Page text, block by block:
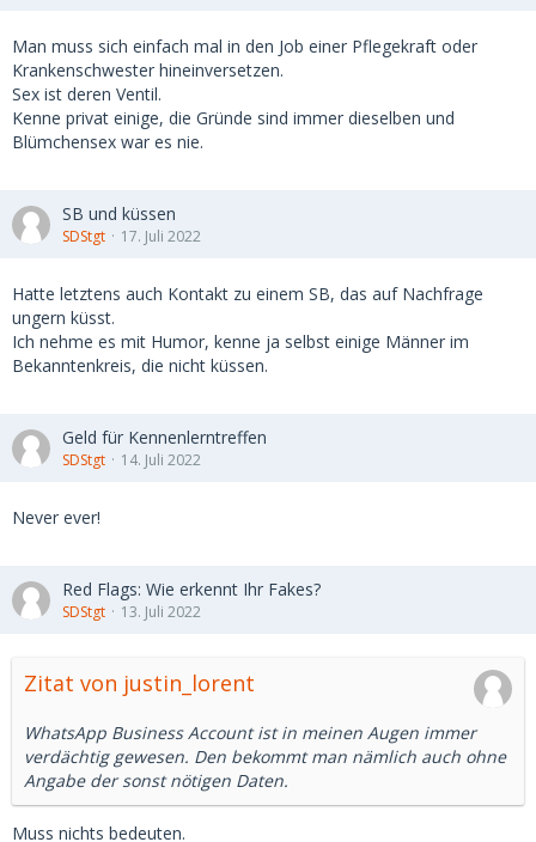
Man muss sich einfach mal in den Job einer Pflegekraft oder
Krankenschwester hineinversetzen.
Sex ist deren Ventil.
Kenne privat einige, die Gründe sind immer dieselben und
Blümchensex war es nie.
SB und küssen
SDStgt 17. Juli 2022
Hatte letztens auch Kontakt zu einem SB, das auf Nachfrage
ungern küsst.
Ich nehme es mit Humor, kenne ja selbst einige Männer im
Bekanntenkreis, die nicht küssen.
Geld für Kennenlerntreffen
SDStgt 14. Juli 2022
Never ever!
Red Flags: Wie erkennt Ihr Fakes?
SDStgt 13. Juli 2022
Zitat von justin_lorent
WhatsApp Business Account ist in meinen Augen immer
verdächtig gewesen. Den bekommt man nämlich auch ohne
Angabe der sonst nötigen Daten.
Muss nichts bedeuten.